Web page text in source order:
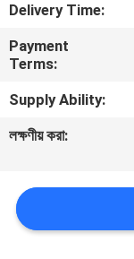
যোগাযোগ
করুন
খবর
জন্য
আবেদন
Delivery Time:
Payment
Terms:
Supply Ability:
লক্ষণীয় করা: